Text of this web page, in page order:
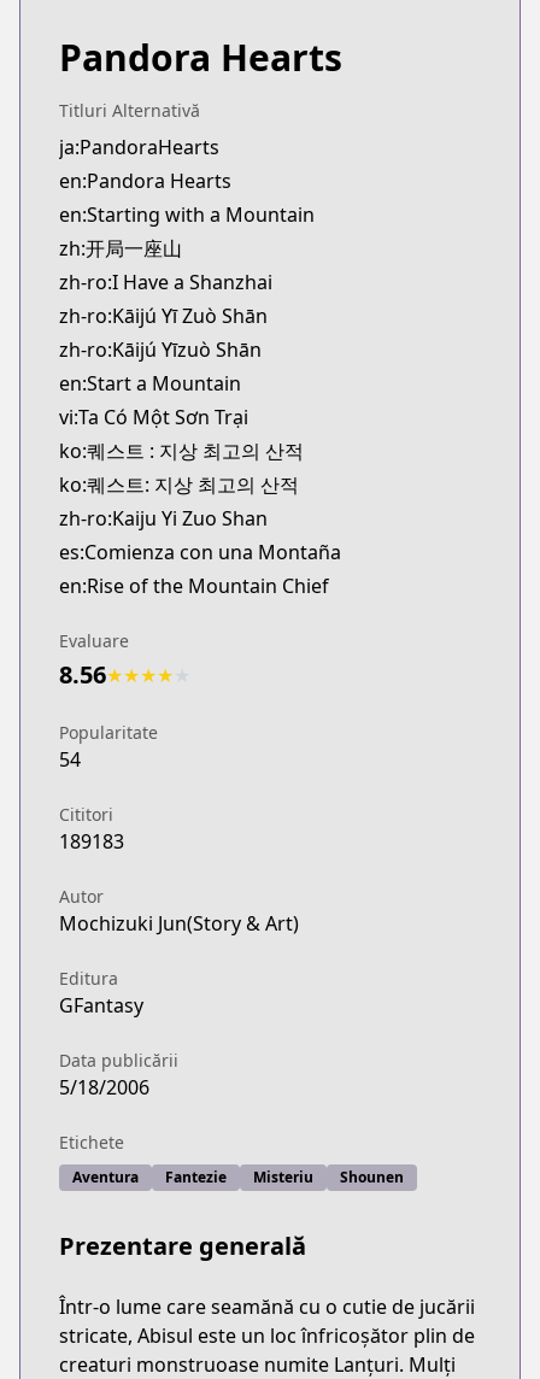
Pandora Hearts
Titluri Alternativă
ja:PandoraHearts
en:Pandora Hearts
en:Starting with a Mountain
zh:开局一座山
zh-ro:I Have a Shanzhai
zh-ro:Kāijú Yī Zuò Shān
zh-ro:Kāijú Yīzuò Shān
en:Start a Mountain
vi:Ta Có Một Sơn Trại
ko:퀘스트 : 지상 최고의 산적
ko:퀘스트: 지상 최고의 산적
zh-ro:Kaiju Yi Zuo Shan
es:Comienza con una Montaña
en:Rise of the Mountain Chief
Evaluare
8.56★★★★
Popularitate
54
Cititori
189183
Autor
Mochizuki Jun(Story & Art)
Editura
GFantasy
Data publicării
5/18/2006
Etichete
Aventura Fantezie Misteriu Shounen
Prezentare generală
Într-o lume care seamănă cu o cutie de jucării
stricate, Abisul este un loc înfricoșător plin de
creaturi monstruoase numite Lanțuri. Mulți